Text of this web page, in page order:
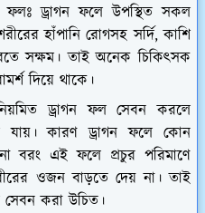
ফলঃ ড্রাগন ফলে উপস্থিত সকল
হাঁপানি রোগসহ সর্দি, কাশি
সক্ষম। তাই অনেক চিকিৎসক
দিয়ে থাকে।
ড্রাগন ফল সেবন করলে
কারণ ড্রাগন ফলে কোন
বরং এই ফলে প্রচুর পরিমাণে
ওজন বাড়তে দেয় না। তাই
সেবন করা উচিত।